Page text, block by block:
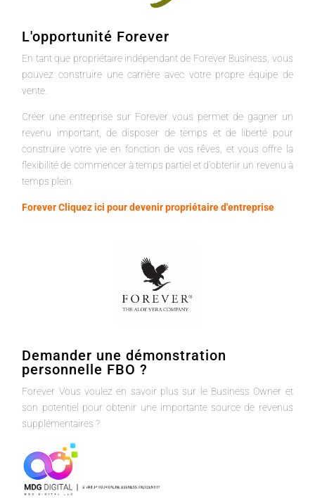
L'opportunité Forever
En tant que propriétaire indépendant de Forever Business, vous
pouvez construire une carrière avec votre propre équipe de
vente.
Créer une entreprise sur Forever vous permet de gagner un
revenu important, de disposer de temps et de liberté pour
construire votre vie en fonction de vos rêves, et vous offre la
flexibilité de commencer à temps partiel et d'obtenir un revenu à
temps plein.
Forever Cliquez ici pour devenir propriétaire d'entreprise
Demander une démonstration
personnelle FBO ?
Forever Vous voulez en savoir plus sur le Business Owner et
son potentiel pour obtenir une importante source de revenus
supplémentaires ?